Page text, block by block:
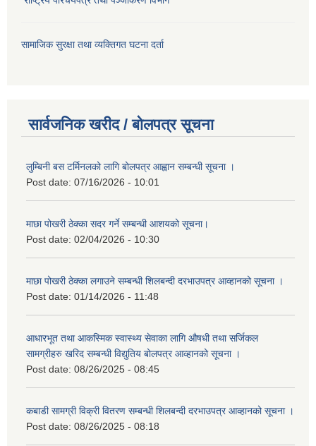
सामाजिक सुरक्षा तथा व्यक्तिगत घटना दर्ता
सार्वजनिक खरीद / बोलपत्र सूचना
लुम्बिनी बस टर्मिनलको लागि बोलपत्र आह्वान सम्बन्धी सूचना ।
Post date: 07/16/2026 - 10:01
माछा पोखरी ठेक्का सदर गर्ने सम्बन्धी आशयको सूचना।
Post date: 02/04/2026 - 10:30
माछा पोखरी ठेक्का लगाउने सम्बन्धी शिलबन्दी दरभाउपत्र आव्हानको सूचना ।
Post date: 01/14/2026 - 11:48
आधारभूत तथा आकस्मिक स्वास्थ्य सेवाका लागि औषधी तथा सर्जिकल
सामग्रीहरु खरिद सम्बन्धी विद्युतिय बोलपत्र आव्हानको सूचना ।
Post date: 08/26/2025 - 08:45
कबाडी सामग्री विक्री वितरण सम्बन्धी शिलबन्दी दरभाउपत्र आव्हानको सूचना ।
Post date: 08/26/2025 - 08:18